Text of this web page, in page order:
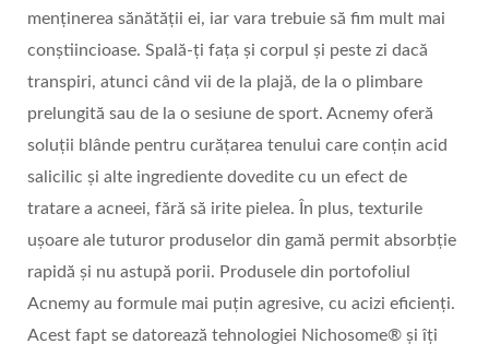
menținerea sănătății ei, iar vara trebuie să fim mult mai
conștiincioase. Spală-ți fața și corpul și peste zi dacă
transpiri, atunci când vii de la plajă, de la o plimbare
prelungită sau de la o sesiune de sport. Acnemy oferă
soluții blânde pentru curățarea tenului care conțin acid
salicilic și alte ingrediente dovedite cu un efect de
tratare a acneei, fără să irite pielea. În plus, texturile
ușoare ale tuturor produselor din gamă permit absorbție
rapidă și nu astupă porii. Produsele din portofoliul
Acnemy au formule mai puțin agresive, cu acizi eficienți.
Acest fapt se datorează tehnologiei Nichosome® și îți